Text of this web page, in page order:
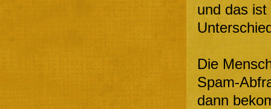
und das
Die
Spam-
dann